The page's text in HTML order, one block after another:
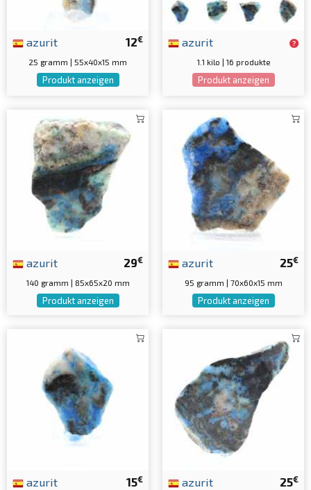
12€
azurit
25 gramm | 55x40x15 mm
Produkt anzeigen
azurit
1.1 kilo | 16 produkte
Produkt anzeigen
29€
azurit
140 gramm | 85x65x20 mm
Produkt anzeigen
25€
azurit
95 gramm | 70x60x15 mm
Produkt anzeigen
15€
azurit 25€
azurit